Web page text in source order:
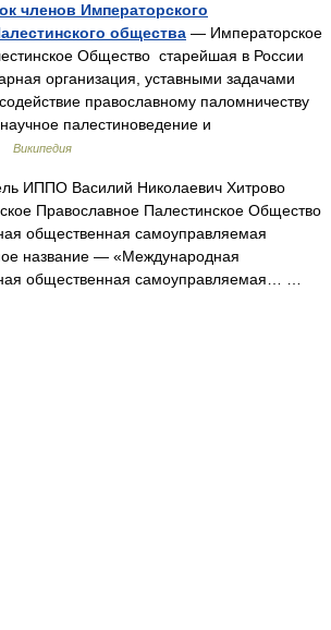
членов Императорского
общества — Императорское
Общество старейшая в России
организация, уставными задачами
православному паломничеству
палестиноведение и
Википедия
ИППО Василий Николаевич Хитрово
Православное Палестинское Общество
общественная самоуправляемая
название ― «Международная
общественная самоуправляемая… …